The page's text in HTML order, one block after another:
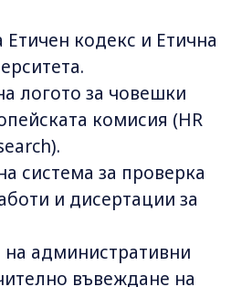
Етичен кодекс и Етична
логото за човешки
комисия (HR
система за проверка
и дисертации за
административни
въвеждане на